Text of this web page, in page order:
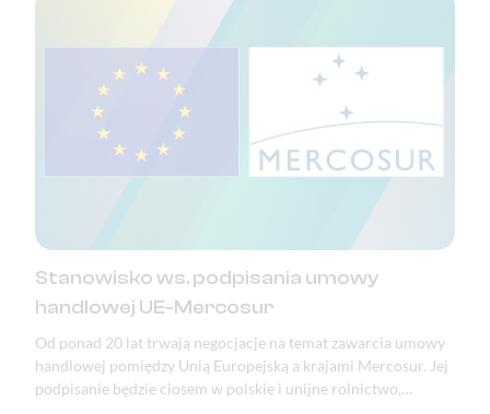
Stanowisko ws. podpisania umowy
handlowej UE-Mercosur
Od ponad 20 lat trwają negocjacje na temat zawarcia umowy
handlowej pomiędzy Unią Europejską a krajami Mercosur. Jej
podpisanie będzie ciosem w polskie i unijne rolnictwo,